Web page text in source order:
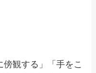
傍観する」「手をこ